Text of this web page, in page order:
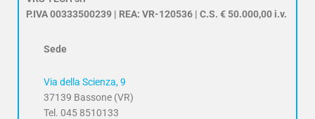
P.IVA 00333500239 | REA: VR-120536 | C.S. € 50.000,00 i.v.
Sede
Via della Scienza, 9
37139 Bassone (VR)
Tel. 045 8510133